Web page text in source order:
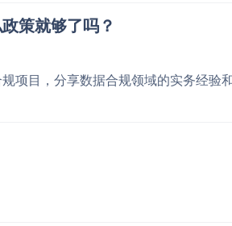
策就够了吗？
项目，分享数据合规领域的实务经验